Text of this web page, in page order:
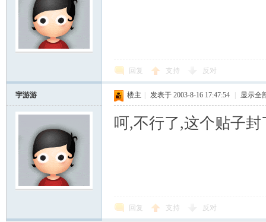
回复 支持 反对
宇游游 楼主 发表于 2003-8-16 17:47:54 显示全
呵,不行了,这个贴子封
回复 支持 反对